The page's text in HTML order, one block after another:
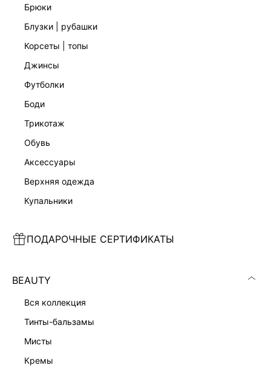
брюки
блузки | рубашки
корсеты | топы
джинсы
футболки
боди
трикотаж
обувь
аксессуары
верхняя одежда
купальники
ПОДАРОЧНЫЕ СЕРТИФИКАТЫ
BEAUTY
вся коллекция
тинты-бальзамы
мисты
кремы
ПЛАТЬЕ
7 599 ₽
ЭКСКЛЮЗИВНО ОНЛАЙН
ПЛАТЬЕ ИЗО ЛЬНА И ВИСКОЗЫ ПЛАТЬЕ С ОТКРЫТОЙ СПИНОЙ